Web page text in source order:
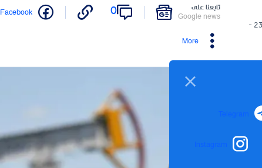
23/03/2026 -
تابعنا على
Google news
0
Facebook
More
Telegram
Instagram